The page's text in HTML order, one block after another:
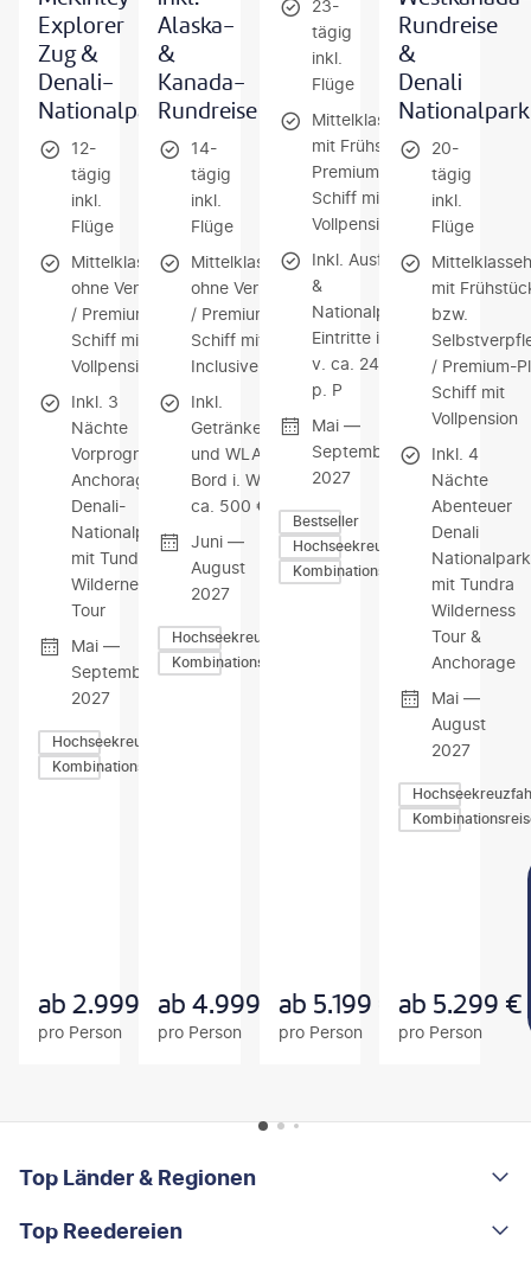
Explorer
Zug &
Denali-
Nationalpark
12-
tägig
inkl.
Flüge
Mittelklassehotels
ohne Verpflegung
/ Premium-Plus-
Schiff mit
Vollpension
Inkl. 3
Nächte
Vorprogramm
Anchorage &
Denali-
Nationalpark
mit Tundra
Wilderness
Tour
Mai —
September
2027
Hochseekreuzfahrten
Kombinationsreisen
ab2.999 €
pro Person
B
O
T
Alaska-
&
Kanada-
Rundreise
14-
tägig
inkl.
Flüge
Mittelklassehotels
ohne Verpflegung
/ Premium-Plus-
Schiff mit All
Inclusive
Inkl.
Getränkepaket
und WLAN an
Bord i. W. v.
ca. 500 € p. P.
Juni —
August
2027
Hochseekreuzfahrten
Kombinationsreisen
ab 4.999 €
pro Person
B
O
T
23-
tägig
inkl.
Flüge
Mittelklassehotels
mit Frühstück /
Premium-Plus-
Schiff mit
Vollpension
Inkl. Ausflüge
&
Nationalpark-
Eintritte i. W.
v. ca. 240 €
p. P
Mai —
September
2027
Bestseller
Hochseekreuzfahrten
Kombinationsreisen
ab 5.199
pro Person
B
O
T
Rundreise
&
Denali
Nationalpark
20-
tägig
inkl.
Flüge
mit
bzw.
/ Premium-
Schiff mit
Vollpension
Inkl. 4
Nächte
Abenteuer
Denali
Nationalpark
mit Tundra
Wilderness
Tour &
Anchorage
Mai —
August
2027
ab 5.299 €
pro Person
Footer navigation
Top Länder & Regionen
Portugal
Top Reedereien